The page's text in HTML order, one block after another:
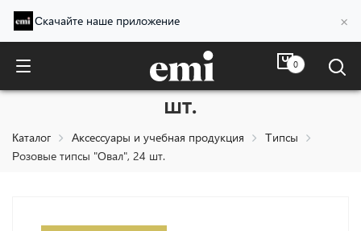
Скачайте наше приложение ×
0
Розовые типсы "Овал", 24
шт.
Каталог Аксессуары и учебная продукция
Типсы
Розовые типсы "Овал", 24 шт.